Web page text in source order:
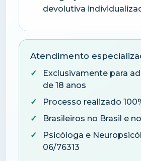
devolutiva
Atendimento
Exclusivamente para
de 18 anos
Processo realizado
Brasileiros no Brasil e
Psicóloga e
06/76313